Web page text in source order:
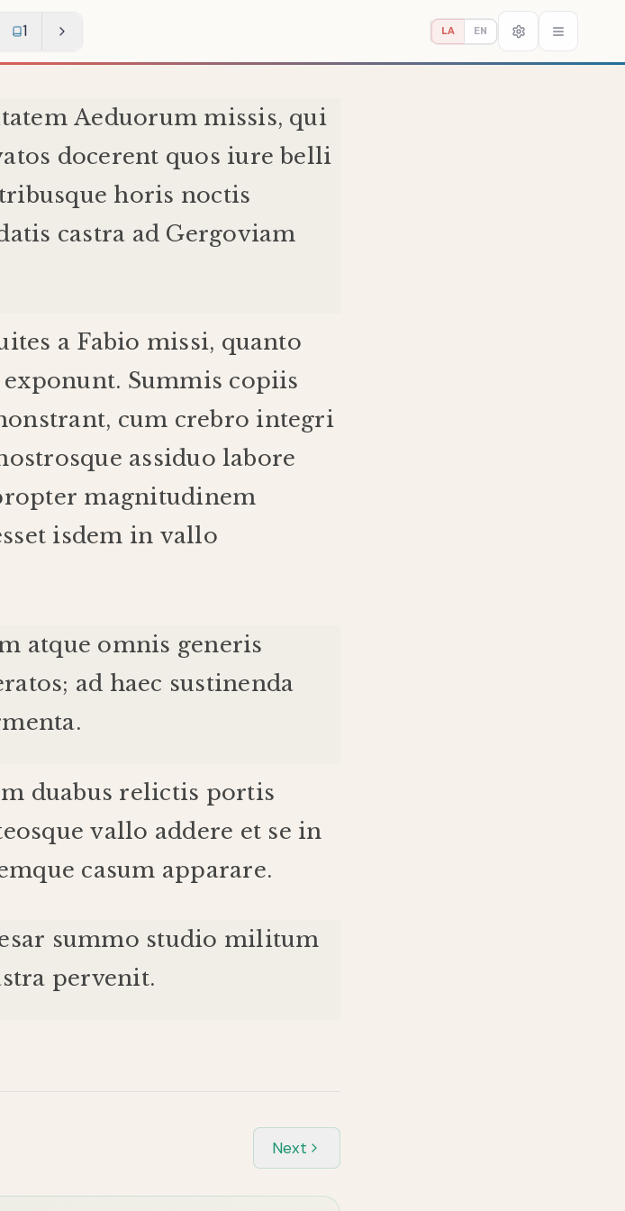
1 LA EN
Aeduorum missis, qui
docerent quos iure belli
tribusque horis noctis
castra ad Gergoviam
a Fabio missi, quanto
exponunt. Summis copiis
, cum crebro integri
que assiduo labore
magnitudinem
isdem in vallo
atque omnis generis
; ad haec sustinenda
.
duabus relictis portis
que vallo addere et se in
que casum apparare.
summo studio militum
pervenit.
Next